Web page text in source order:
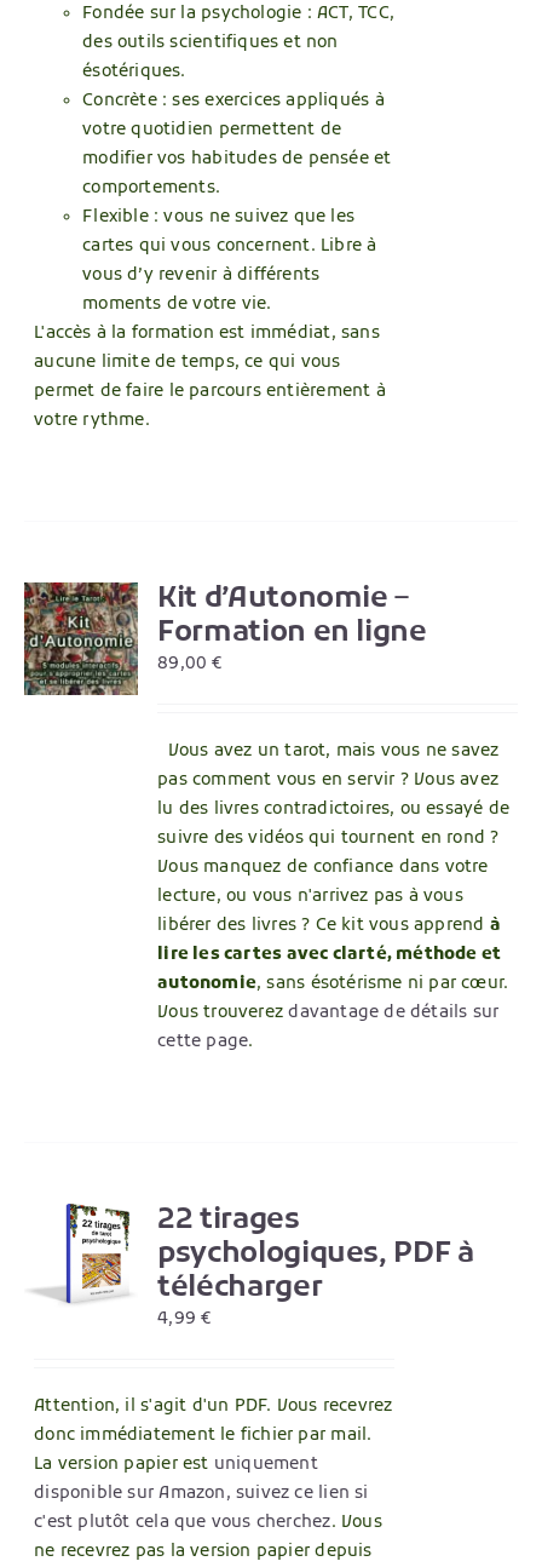
Fondée sur la psychologie : ACT, TCC,
des outils scientifiques et non
ésotériques.
Concrète : ses exercices appliqués à
votre quotidien permettent de
modifier vos habitudes de pensée et
comportements.
Flexible : vous ne suivez que les
cartes qui vous concernent. Libre à
vous d’y revenir à différents
moments de votre vie.
L'accès à la formation est immédiat, sans
aucune limite de temps, ce qui vous
permet de faire le parcours entièrement à
votre rythme.
Kit d’Autonomie –
Formation en ligne
89,00€
Vous avez un tarot, mais vous ne savez
pas comment vous en servir ? Vous avez
lu des livres contradictoires, ou essayé de
suivre des vidéos qui tournent en rond ?
Vous manquez de confiance dans votre
lecture, ou vous n'arrivez pas à vous
libérer des livres ? Ce kit vous apprend à
lire les cartes avec clarté, méthode et
autonomie, sans ésotérisme ni par cœur.
Vous trouverezdavantage de détails sur
cette page.
22 tirages
psychologiques, PDF à
télécharger
4,99€
Attention, il s'agit d'un PDF. Vous recevrez
donc immédiatement le fichier par mail.
La version papier est uniquement
disponible sur Amazon, suivez ce lien si
c'est plutôt cela que vous cherchez. Vous
ne recevrez pas la version papier depuis